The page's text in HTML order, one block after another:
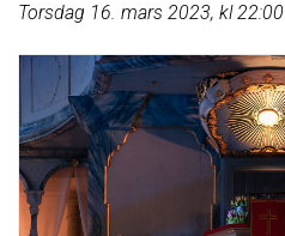
Torsdag 16. mars 2023, kl 22:00